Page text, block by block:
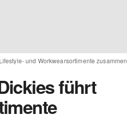
und Workwearsortimente zusammen
führt